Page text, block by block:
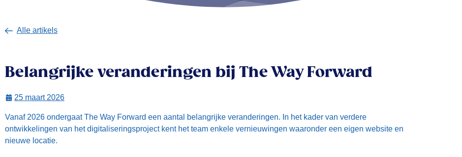
Alle artikels
Belangrijke veranderingen bij The Way Forward
25 maart 2026
Vanaf 2026 ondergaat The Way Forward een aantal belangrijke veranderingen. In het kader van verdere
ontwikkelingen van het digitaliseringsproject kent het team enkele vernieuwingen waaronder een eigen website en
nieuwe locatie.